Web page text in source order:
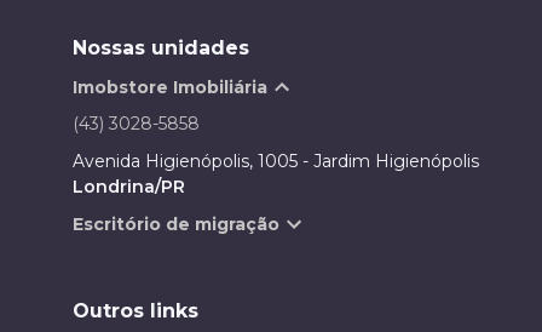
Nossas unidades
Imobstore Imobiliária
(43) 3028-5858
Avenida Higienópolis, 1005 - Jardim Higienópolis
Londrina/PR
Escritório de migração
Outros links